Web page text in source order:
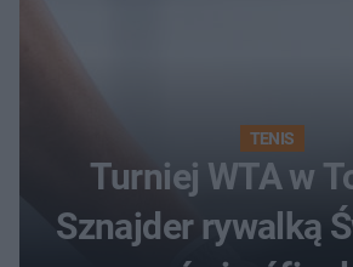
TENIS
Turniej WTA w
Sznajder rywalką